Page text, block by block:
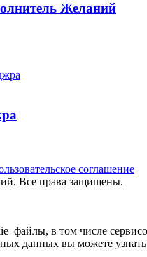
Желаний
соглашение
Все права защищены.
в том числе
данных вы можете